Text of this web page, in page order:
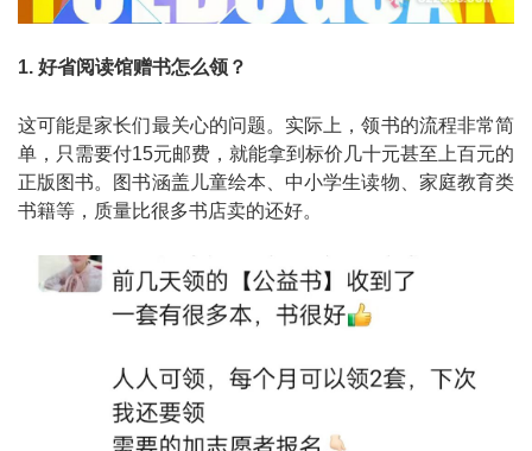
1. 好省阅读馆赠书怎么领？
这可能是家长们最关心的问题。实际上，领书的流程非常简
单，只需要付15元邮费，就能拿到标价几十元甚至上百元的
正版图书。图书涵盖儿童绘本、中小学生读物、家庭教育类
书籍等，质量比很多书店卖的还好。